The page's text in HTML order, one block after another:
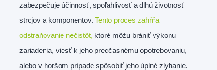
zabezpečuje účinnosť, spoľahlivosť a dlhú životnosť
strojov a komponentov. Tento proces zahŕňa
odstraňovanie nečistôt, ktoré môžu brániť výkonu
zariadenia, viesť k jeho predčasnému opotrebovaniu,
alebo v horšom prípade spôsobiť jeho úplné zlyhanie.